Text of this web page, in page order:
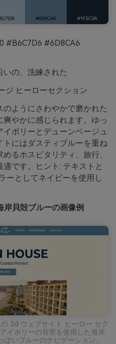
#B6C7D6 #6D8CA6
いの、洗練された
ジ ヒーローセクション
ようにさわやかで磨かれた
やかに感じられます。ゆっ
ボリーとデューンベージュ
トにはダスティブルーを重ね
るホスピタリティ、旅行、
です。ヒント: テキストと
ーとしてネイビーを使用し
貝殻ブルーの画像例
2d ウェブサイト ヒーロー セク
イボリーの背景を使用した海岸
いブルーのナビゲーション、